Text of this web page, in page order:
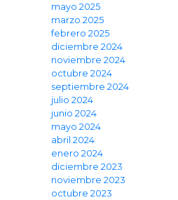
mayo 2025
marzo 2025
febrero 2025
diciembre 2024
noviembre 2024
octubre 2024
septiembre 2024
julio 2024
junio 2024
mayo 2024
abril 2024
enero 2024
diciembre 2023
noviembre 2023
octubre 2023